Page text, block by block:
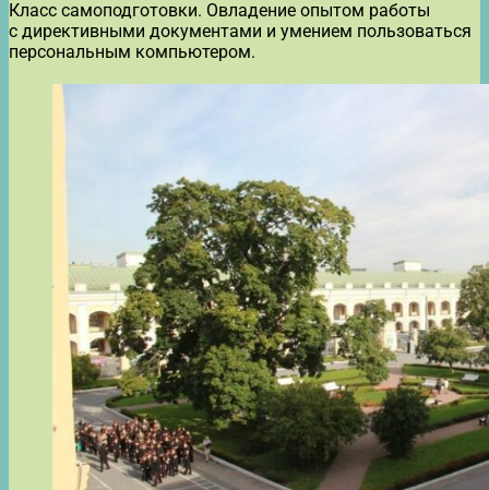
Класс самоподготовки. Овладение опытом работы
с директивными документами и умением пользоваться
персональным компьютером.